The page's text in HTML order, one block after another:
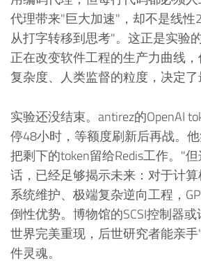
代理带来"巨大加速"，却不是线性
从打字转移到思考"。这正是实
正在改变软件工程的生产力曲线
复杂度、人类监督的粒度，决定了
实验还没结束。antirez的OpenAI
停48小时，等额度刷新后再战。
把剩下的token留给Redis工作。"
话，已经足够揭示未来：对于计
系统维护、极端复杂逆向工程，
倒性优势。博物馆的SCSI控制器
世界完美重现，后世研究者能亲
件灵魂。